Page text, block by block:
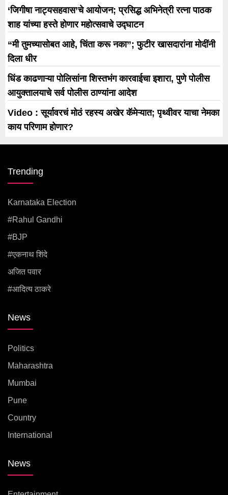
‘जिगीषा नाट्यसहवास’चे आयोजन; प्रसिद्ध अभिनेत्री रत्ना पाठक
शाह यांच्या हस्ते होणार महोत्सवाचे उद्घाटन
“मी तुमच्यासोबत आहे, चिंता करू नका”; फुटीर खासदारांना मोदींनी
दिला धीर
धिंड काढणाऱ्या पोलिसांना शिस्तभंग कारवाईचा इशारा, पुणे पोलीस
आयुक्तालयाचे सर्व पोलीस ठाण्यांना आदेश
Video : सूर्यावरचं मोठं रहस्य अखेर कॅमेऱ्यात; पृथ्वीवर याचा नेमका
काय परिणाम होणार?
Trending
Karnataka Election
#rahul Gandhi
#BJP
#एकनाथ शिंदे
अजित पवार
#आदित्य ठाकरे
News
Politics
Maharashtra
Mumbai
Pune
Country
International
News